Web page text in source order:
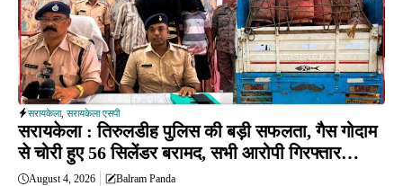
सरायकेला, सरायकेला एसपी
सरायकेला : तिरुलडीह पुलिस की बड़ी सफलता, गैस गोदाम
से चोरी हुए 56 सिलेंडर बरामद, सभी आरोपी गिरफ्तार…
August 4, 2026 Balram Panda